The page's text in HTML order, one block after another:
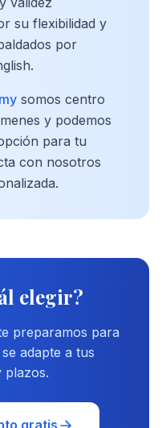
su flexibilidad y
por
somos centro
y podemos
para tu
con nosotros
elegir?
preparamos para
adapte a tus
plazos.
gratis